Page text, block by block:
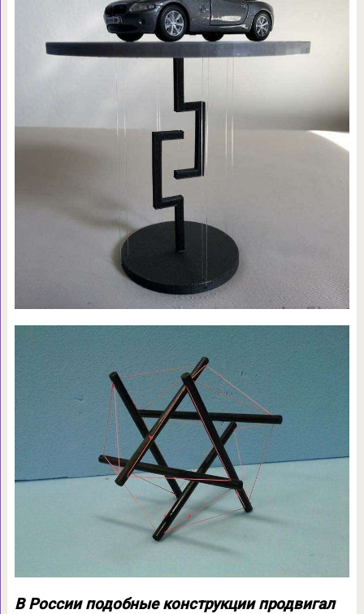
В России подобные конструкции продвигал